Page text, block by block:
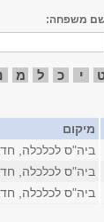
משפחה:
י כ ל מ
מיקום
ביה"ס לכלכלה, חדר
ביה"ס לכלכלה, חדר
ביה"ס לכלכלה, חדר